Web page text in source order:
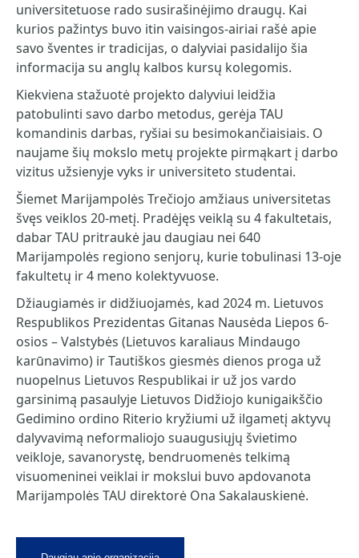
universitetuose rado susirašinėjimo draugų. Kai
kurios pažintys buvo itin vaisingos-airiai rašė apie
savo šventes ir tradicijas, o dalyviai pasidalijo šia
informacija su anglų kalbos kursų kolegomis.
Kiekviena stažuotė projekto dalyviui leidžia
patobulinti savo darbo metodus, gerėja TAU
komandinis darbas, ryšiai su besimokančiaisiais. O
naujame šių mokslo metų projekte pirmąkart į darbo
vizitus užsienyje vyks ir universiteto studentai.
Šiemet Marijampolės Trečiojo amžiaus universitetas
švęs veiklos 20-metį. Pradėjęs veiklą su 4 fakultetais,
dabar TAU pritraukė jau daugiau nei 640
Marijampolės regiono senjorų, kurie tobulinasi 13-oje
fakultetų ir 4 meno kolektyvuose.
Džiaugiamės ir didžiuojamės, kad 2024 m. Lietuvos
Respublikos Prezidentas Gitanas Nausėda Liepos 6-
osios – Valstybės (Lietuvos karaliaus Mindaugo
karūnavimo) ir Tautiškos giesmės dienos proga už
nuopelnus Lietuvos Respublikai ir už jos vardo
garsinimą pasaulyje Lietuvos Didžiojo kunigaikščio
Gedimino ordino Riterio kryžiumi už ilgametį aktyvų
dalyvavimą neformaliojo suaugusiųjų švietimo
veikloje, savanorystę, bendruomenės telkimą
visuomeninei veiklai ir mokslui buvo apdovanota
Marijampolės TAU direktorė Ona Sakalauskienė.